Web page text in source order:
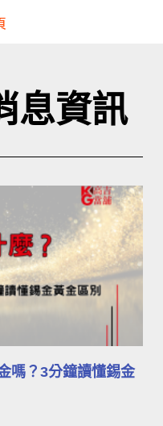
息資訊
嗎？3分鐘讀懂錫金